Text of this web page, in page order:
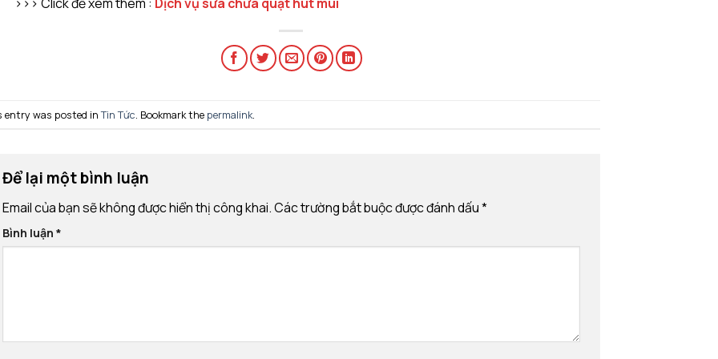
entry was posted inTin Tức. Bookmark the permalink.
Để lại một bình luận
Email của bạn sẽ không được hiển thị công khai.Các trường bắt buộc được đánh dấu*
Bình luận *